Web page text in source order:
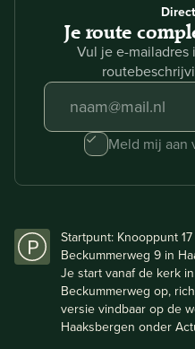
Je route
Vul je e-
Meld mij aan
Startpunt: Knooppunt
Beckummerweg 9 in
Je start vanaf de kerk
Beckummerweg op,
versie vindbaar op de
Haaksbergen onder